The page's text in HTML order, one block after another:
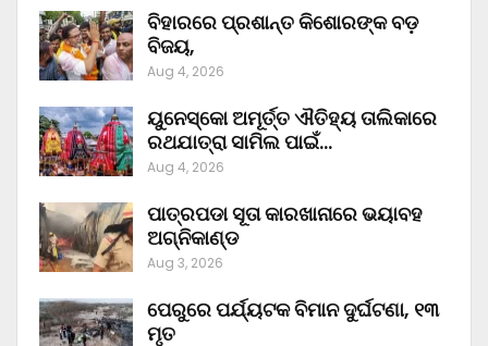
ବିହାରରେ ପ୍ରଶାନ୍ତ କିଶୋରଙ୍କ ବଡ଼
ବିଜୟ,
Aug 4, 2026
ୟୁନେସ୍କୋ ଅମୂର୍ତ୍ତ ଐତିହ୍ୟ ତାଲିକାରେ
ରଥଯାତ୍ରା ସାମିଲ ପାଇଁ…
Aug 4, 2026
ପାତ୍ରପଡା ସୂତା କାରଖାନାରେ ଭୟାବହ
ଅଗ୍ନିକାଣ୍ଡ
Aug 3, 2026
ପେରୁରେ ପର୍ଯ୍ୟଟକ ବିମାନ ଦୁର୍ଘଟଣା, ୧୩
ମୃତ